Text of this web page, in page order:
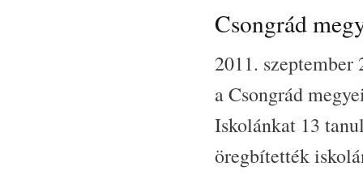
Csongrád
2011.
a Csongrád
Iskolánkat 13
öregbítették